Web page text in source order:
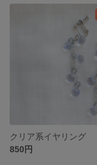
クリア系イヤリング
850円